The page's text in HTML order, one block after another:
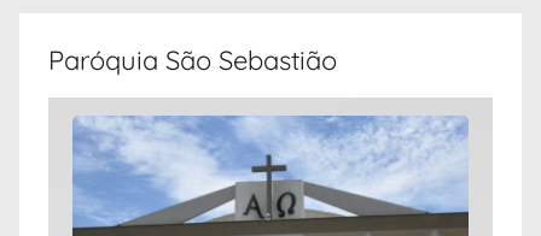
Paróquia São Sebastião